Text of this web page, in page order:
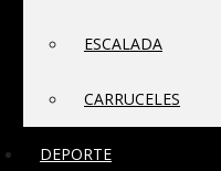
ESCALADA
CARRUCELES
DEPORTE